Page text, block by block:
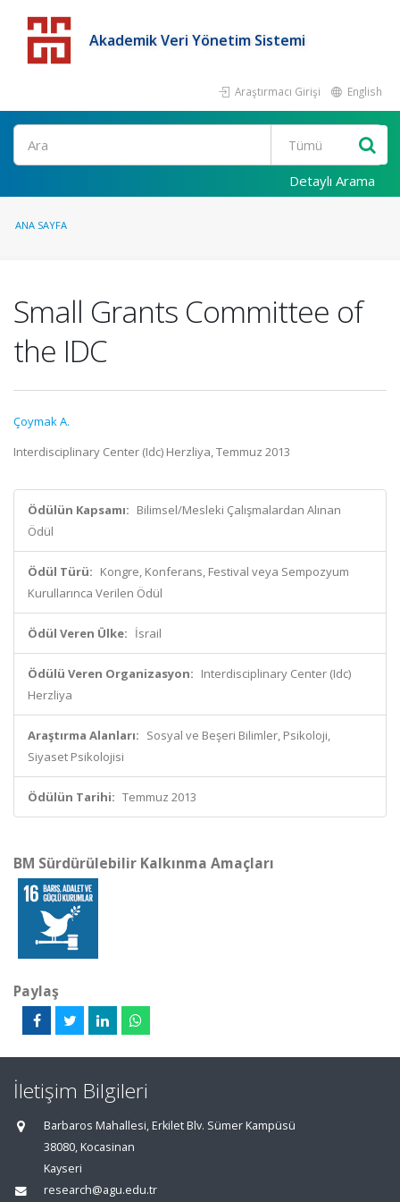
Akademik Veri Yönetim Sistemi
Araştırmacı Girişi English
Detaylı Arama
ANA SAYFA
Small Grants Committee of
the IDC
Çoymak A.
Interdisciplinary Center (Idc) Herzliya, Temmuz 2013
Ödülün Kapsamı: Bilimsel/Mesleki Çalışmalardan Alınan
Ödül
Ödül Türü: Kongre, Konferans, Festival veya Sempozyum
Kurullarınca Verilen Ödül
Ödül Veren Ülke: İsrail
Ödülü Veren Organizasyon: Interdisciplinary Center (Idc)
Herzliya
Araştırma Alanları: Sosyal ve Beşeri Bilimler, Psikoloji,
Siyaset Psikolojisi
Ödülün Tarihi: Temmuz 2013
BM Sürdürülebilir Kalkınma Amaçları
Paylaş
İletişim Bilgileri
Barbaros Mahallesi, Erkilet Blv. Sümer Kampüsü
38080, Kocasinan
Kayseri
research@agu.edu.tr